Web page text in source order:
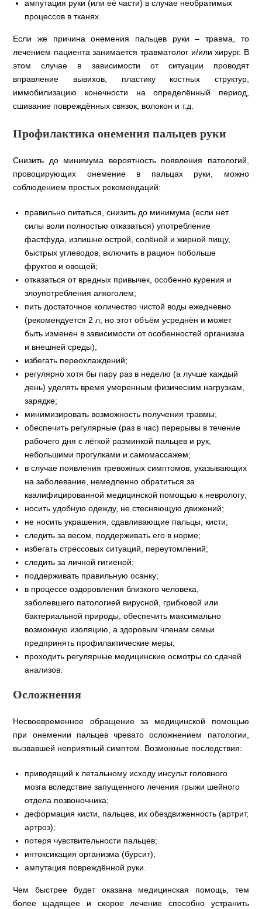
ампутация руки (или её части) в случае необратимых
процессов в тканях.
Если же причина онемения пальцев руки – травма, то
лечением пациента занимается травматолог и/или хирург. В
этом случае в зависимости от ситуации проводят
вправление вывихов, пластику костных структур,
иммобилизацию конечности на определённый период,
сшивание повреждённых связок, волокон и т.д.
Профилактика онемения пальцев руки
Снизить до минимума вероятность появления патологий,
провоцирующих онемение в пальцах руки, можно
соблюдением простых рекомендаций:
правильно питаться, снизить до минимума (если нет
силы воли полностью отказаться) употребление
фастфуда, излишне острой, солёной и жирной пищу,
быстрых углеводов, включить в рацион побольше
фруктов и овощей;
отказаться от вредных привычек, особенно курения и
злоупотребления алкоголем;
пить достаточное количество чистой воды ежедневно
(рекомендуется 2 л, но этот объём усреднён и может
быть изменен в зависимости от особенностей организма
и внешней среды);
избегать переохлаждений;
регулярно хотя бы пару раз в неделю (а лучше каждый
день) уделять время умеренным физическим нагрузкам,
зарядке;
минимизировать возможность получения травмы;
обеспечить регулярные (раз в час) перерывы в течение
рабочего дня с лёгкой разминкой пальцев и рук,
небольшими прогулками и самомассажем;
в случае появления тревожных симптомов, указывающих
на заболевание, немедленно обратиться за
квалифицированной медицинской помощью к неврологу;
носить удобную одежду, не стесняющую движений;
не носить украшения, сдавливающие пальцы, кисти;
следить за весом, поддерживать его в норме;
избегать стрессовых ситуаций, переутомлений;
следить за личной гигиеной;
поддерживать правильную осанку;
в процессе оздоровления близкого человека,
заболевшего патологией вирусной, грибковой или
бактериальной природы, обеспечить максимально
возможную изоляцию, а здоровым членам семьи
предпринять профилактические меры;
проходить регулярные медицинские осмотры со сдачей
анализов.
Осложнения
Несвоевременное обращение за медицинской помощью
при онемении пальцев чревато осложнением патологии,
вызвавшей неприятный симптом. Возможные последствия:
приводящий к летальному исходу инсульт головного
мозга вследствие запущенного лечения грыжи шейного
отдела позвоночника;
деформация кисти, пальцев, их обездвиженность (артрит,
артроз);
потеря чувствительности пальцев;
интоксикация организма (бурсит);
ампутация повреждённой руки.
Чем быстрее будет оказана медицинская помощь, тем
более щадящее и скорое лечение способно устранить